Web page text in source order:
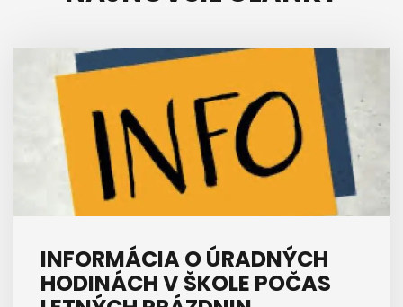
INFORMÁCIA O ÚRADNÝCH
HODINÁCH V ŠKOLE POČAS